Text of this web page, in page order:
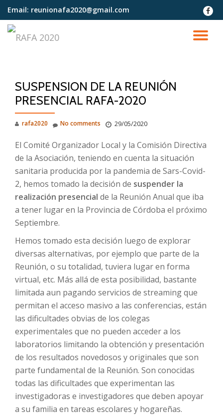
Skip
Email: reunionafa2020@gmail.com
fa-
SUSPENSION DE LA REUNIÓN
PRESENCIAL RAFA-2020
rafa2020 29/05/2020
No comments
El Comité Organizador Local y la Comisión Directiva
de la Asociación, teniendo en cuenta la situación
sanitaria producida por la pandemia de Sars-Covid-
2, hemos tomado la decisión de suspender la
realización presencial de la Reunión Anual que iba
a tener lugar en la Provincia de Córdoba el próximo
Septiembre.
Hemos tomado esta decisión luego de explorar
diversas alternativas, por ejemplo que parte de la
Reunión, o su totalidad, tuviera lugar en forma
virtual, etc. Más allá de esta posibilidad, bastante
limitada aun pagando servicios de streaming que
permitan el acceso masivo a las conferencias, están
las dificultades obvias de los colegas
experimentales que no pueden acceder a los
laboratorios limitando la obtención y presentación
de los resultados novedosos y originales que son
parte fundamental de la Reunión. Son conocidas
todas las dificultades que experimentan las
investigadoras e investigadores que deben apoyar
a su familia en tareas escolares y hogareñas.